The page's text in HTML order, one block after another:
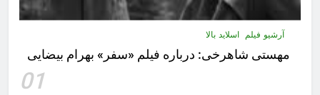
آرشیو فیلم اسلاید بالا
مهستى شاهرخى:‌ درباره فيلم «سفر» بهرام بیضایی
01